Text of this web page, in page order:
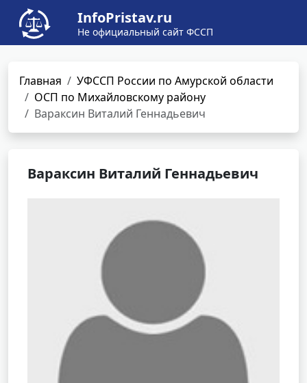
InfoPristav.ru
Не официальный сайт ФССП
Главная
УФССП России по Амурской области
ОСП по Михайловскому району
Вараксин Виталий Геннадьевич
Вараксин Виталий Геннадьевич